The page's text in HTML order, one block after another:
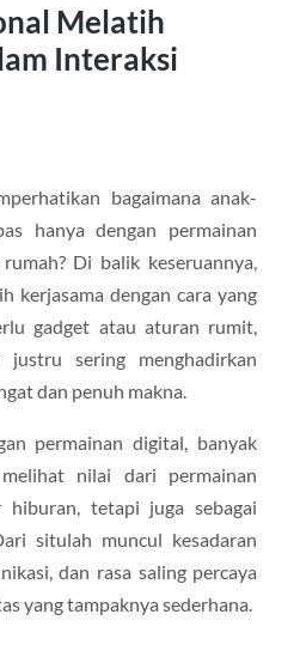
Melatih
Interaksi
bagaimana anak-
hanya dengan permainan
Di balik keseruannya,
kerjasama dengan cara yang
gadget atau aturan rumit,
sering menghadirkan
dan penuh makna.
permainan digital, banyak
nilai dari permainan
hiburan, tetapi juga sebagai
situlah muncul kesadaran
dan rasa saling percaya
yang tampaknya sederhana.